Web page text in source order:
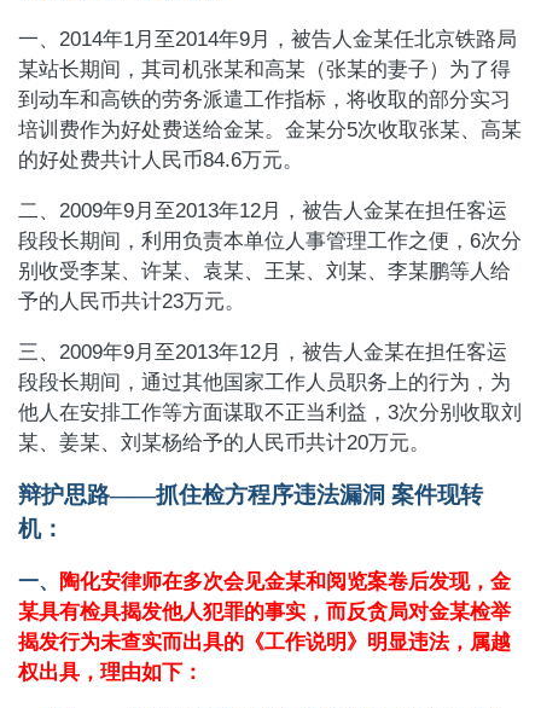
一、 2014年1月至2014年9月，被告人金某任北京铁路局
某站长期间，其司机张某和高某（张某的妻子）为了得
到动车和高铁的劳务派遣工作指标，将收取的部分实习
培训费作为好处费送给金某。金某分5次收取张某、高某
的好处费共计人民币84.6万元。
二、 2009年9月至2013年12月，被告人金某在担任客运
段段长期间，利用负责本单位人事管理工作之便， 6次分
别收受李某、许某、袁某、王某、刘某、李某鹏等人给
予的人民币共计23万元。
三、 2009年9月至2013年12月，被告人金某在担任客运
段段长期间，通过其他国家工作人员职务上的行为，为
他人在安排工作等方面谋取不正当利益， 3次分别收取刘
某、姜某、刘某杨给予的人民币共计20万元。
辩护思路——抓住检方程序违法漏洞 案件现转
机：
一、
陶化安律师在多次会见金某和阅览案卷后发现，金
某具有检具揭发他人犯罪的事实，而反贪局对金某检举
揭发行为未查实而出具的《工作说明》明显违法，属越
权出具，理由如下：